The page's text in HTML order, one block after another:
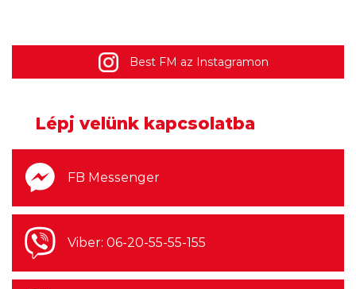
Best FM az Instagramon
Lépj velünk kapcsolatba
FB Messenger
Viber: 06-20-55-55-155